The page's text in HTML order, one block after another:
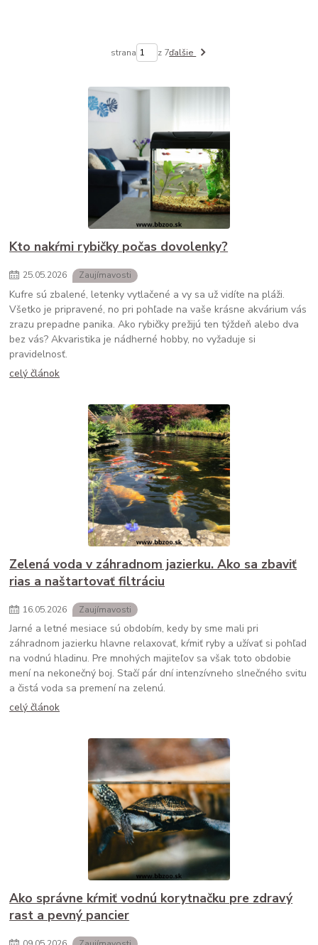
strana z 7ďalšie
Kto nakŕmi rybičky počas dovolenky?
25.05.2026 Zaujímavosti
Kufre sú zbalené, letenky vytlačené a vy sa už vidíte na pláži.
Všetko je pripravené, no pri pohľade na vaše krásne akvárium vás
zrazu prepadne panika. Ako rybičky prežijú ten týždeň alebo dva
bez vás? Akvaristika je nádherné hobby, no vyžaduje si
pravidelnosť.
celý článok
Zelená voda v záhradnom jazierku. Ako sa zbaviť
rias a naštartovať filtráciu
16.05.2026 Zaujímavosti
Jarné a letné mesiace sú obdobím, kedy by sme mali pri
záhradnom jazierku hlavne relaxovať, kŕmiť ryby a užívať si pohľad
na vodnú hladinu. Pre mnohých majiteľov sa však toto obdobie
mení na nekonečný boj. Stačí pár dní intenzívneho slnečného svitu
a čistá voda sa premení na zelenú.
celý článok
Ako správne kŕmiť vodnú korytnačku pre zdravý
rast a pevný pancier